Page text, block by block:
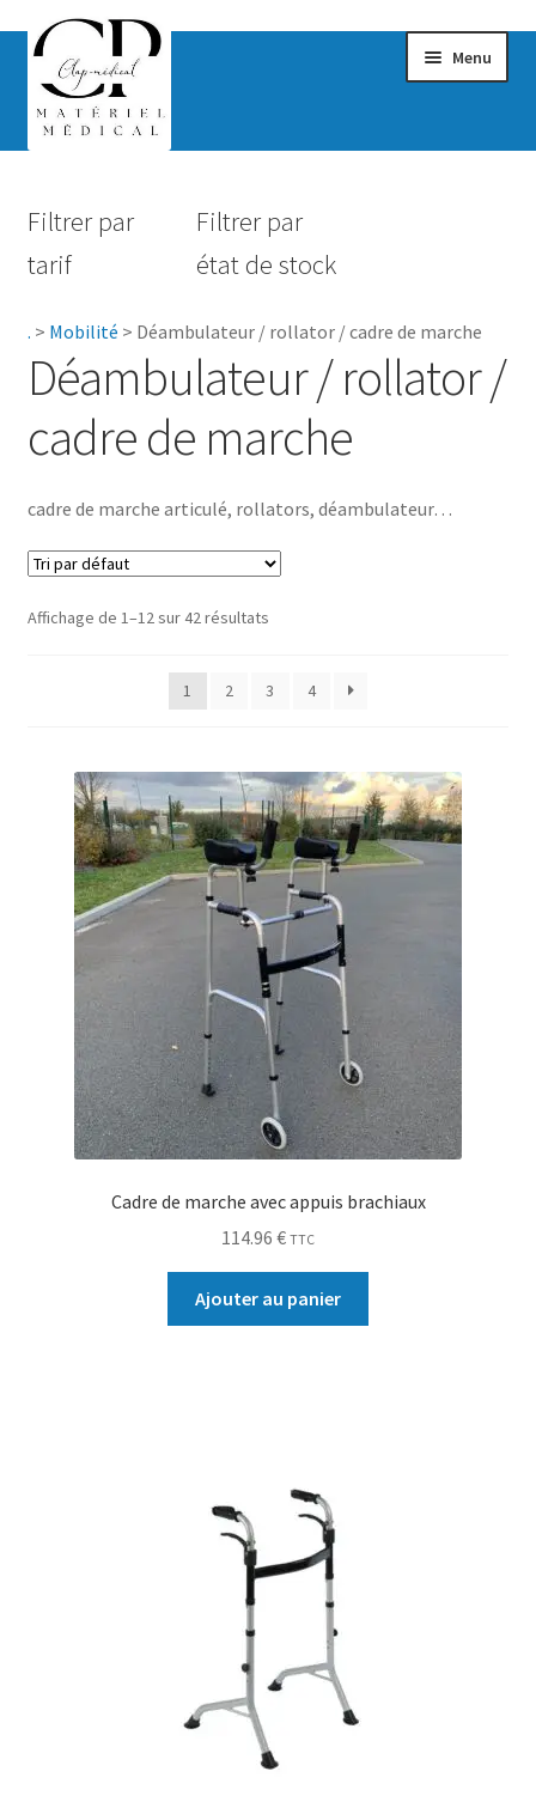
Menu
Hygiène
Canne de marche / béquille
Déambulateur / rollator / cadre de marche
Verticalisateur / lève malade / guidon de transfert /
Maternité
Accessoires Salle de bain
Vêtements & Chaussures
0.00 €
Filtrer par
tarif
Filtrer par
état de stock
. > Mobilité > Déambulateur / rollator / cadre de marche
Déambulateur / rollator /
cadre de marche
cadre de marche articulé, rollators, déambulateur…
Affichage de 1–12 sur 42 résultats
1 2 3 4
Cadre de marche avec appuis brachiaux
114.96 € TTC
Ajouter au panier